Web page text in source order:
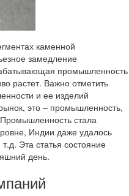
каменной
замедление
промышленность
растет. Важно отметить
и ее изделий
это – промышленность,
стала
Индии даже удалось
Эта статья состояние
день.